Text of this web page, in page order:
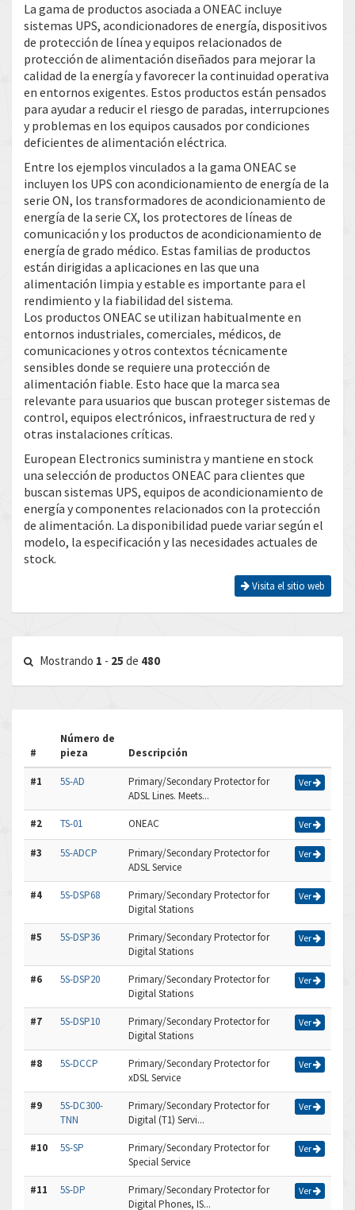
La gama de productos asociada a ONEAC incluye
sistemas UPS, acondicionadores de energía, dispositivos
de protección de línea y equipos relacionados de
protección de alimentación diseñados para mejorar la
calidad de la energía y favorecer la continuidad operativa
en entornos exigentes. Estos productos están pensados
para ayudar a reducir el riesgo de paradas, interrupciones
y problemas en los equipos causados por condiciones
deficientes de alimentación eléctrica.
Entre los ejemplos vinculados a la gama ONEAC se
incluyen los UPS con acondicionamiento de energía de la
serie ON, los transformadores de acondicionamiento de
energía de la serie CX, los protectores de líneas de
comunicación y los productos de acondicionamiento de
energía de grado médico. Estas familias de productos
están dirigidas a aplicaciones en las que una
alimentación limpia y estable es importante para el
rendimiento y la fiabilidad del sistema.
Los productos ONEAC se utilizan habitualmente en
entornos industriales, comerciales, médicos, de
comunicaciones y otros contextos técnicamente
sensibles donde se requiere una protección de
alimentación fiable. Esto hace que la marca sea
relevante para usuarios que buscan proteger sistemas de
control, equipos electrónicos, infraestructura de red y
otras instalaciones críticas.
European Electronics suministra y mantiene en stock
una selección de productos ONEAC para clientes que
buscan sistemas UPS, equipos de acondicionamiento de
energía y componentes relacionados con la protección
de alimentación. La disponibilidad puede variar según el
modelo, la especificación y las necesidades actuales de
stock.
Visita el sitio web
Mostrando 1 - 25 de 480
#
Número de
pieza
Descripción
#1 5S-AD
Primary/Secondary Protector for
ADSL Lines. Meets...
Ver
#2 TS-01 ONEAC Ver
#3 5S-ADCP
Primary/Secondary Protector for
ADSL Service
Ver
#4 5S-DSP68
Primary/Secondary Protector for
Digital Stations
Ver
#5 5S-DSP36
Primary/Secondary Protector for
Digital Stations
Ver
#6 5S-DSP20
Primary/Secondary Protector for
Digital Stations
Ver
#7 5S-DSP10
Primary/Secondary Protector for
Digital Stations
Ver
#8 5S-DCCP
Primary/Secondary Protector for
xDSL Service
Ver
#9
5S-DC300-
TNN
Primary/Secondary Protector for
Digital (T1) Servi...
Ver
#10 5S-SP
Primary/Secondary Protector for
Special Service
Ver
#11 5S-DP
Primary/Secondary Protector for
Digital Phones, IS...
Ver